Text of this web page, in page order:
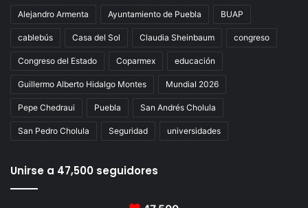
Alejandro Armenta Ayuntamiento de Puebla BUAP
cablebús Casa del Sol Claudia Sheinbaum congreso
Congreso del Estado Coparmex educación
Guillermo Alberto Hidalgo Montes Mundial 2026
Pepe Chedraui Puebla San Andrés Cholula
San Pedro Cholula Seguridad universidades
Unirse a 47,500 seguidores